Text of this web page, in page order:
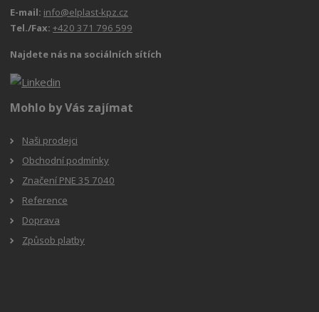
E-mail: info@elplast-kpz.cz
Tel./Fax:+420 371 796 599
Najdete nás na sociálních sítích
Mohlo by Vás zajímat
Naši prodejci
Obchodní podmínky
Značení PNE 35 7040
Reference
Doprava
Způsob platby